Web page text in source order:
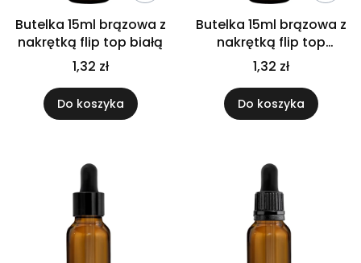
Butelka 15ml brązowa z
nakrętką flip top białą
1,32 zł
Do koszyka
Butelka 15ml brązowa z
nakrętką flip top
czarną
1,32 zł
Do koszyka